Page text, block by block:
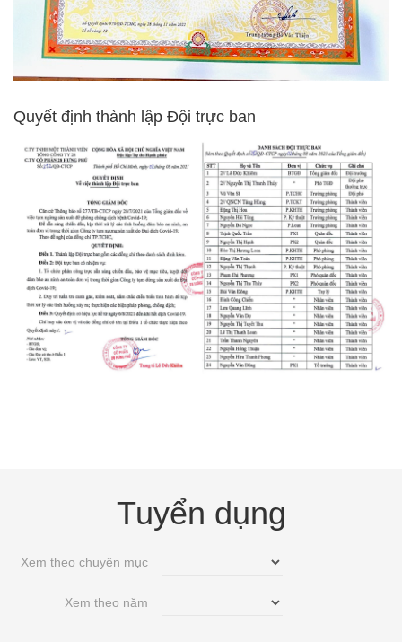
Quyết định thành lập Đội trực ban
Tuyển dụng
Xem theo chuyên mục
Xem theo năm